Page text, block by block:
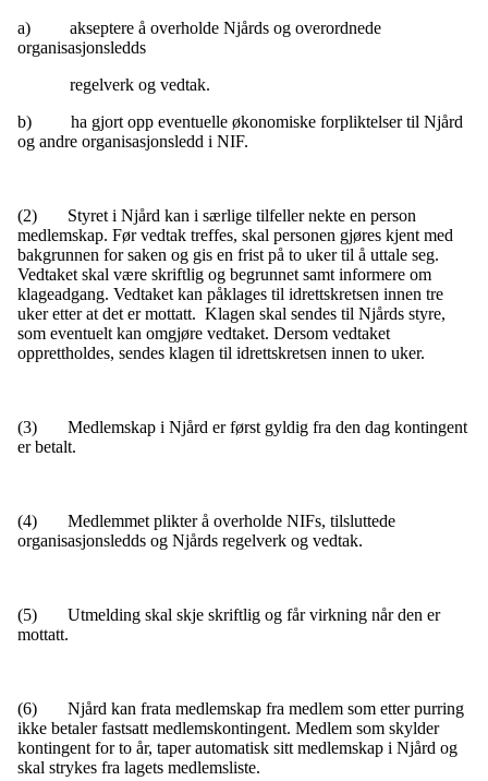
a) akseptere å overholde Njårds og overordnede
organisasjonsledds
regelverk og vedtak.
b) ha gjort opp eventuelle økonomiske forpliktelser til Njård
og andre organisasjonsledd i NIF.
(2) Styret i Njård kan i særlige tilfeller nekte en person
medlemskap. Før vedtak treffes, skal personen gjøres kjent med
bakgrunnen for saken og gis en frist på to uker til å uttale seg.
Vedtaket skal være skriftlig og begrunnet samt informere om
klageadgang. Vedtaket kan påklages til idrettskretsen innen tre
uker etter at det er mottatt. Klagen skal sendes til Njårds styre,
som eventuelt kan omgjøre vedtaket. Dersom vedtaket
opprettholdes, sendes klagen til idrettskretsen innen to uker.
(3) Medlemskap i Njård er først gyldig fra den dag kontingent
er betalt.
(4) Medlemmet plikter å overholde NIFs, tilsluttede
organisasjonsledds og Njårds regelverk og vedtak.
(5) Utmelding skal skje skriftlig og får virkning når den er
mottatt.
(6) Njård kan frata medlemskap fra medlem som etter purring
ikke betaler fastsatt medlemskontingent. Medlem som skylder
kontingent for to år, taper automatisk sitt medlemskap i Njård og
skal strykes fra lagets medlemsliste.